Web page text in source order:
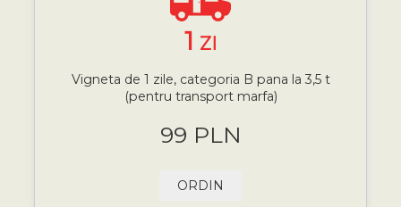
1 ZI
Vigneta de 1 zile, categoria B pana la 3,5 t
(pentru transport marfa)
99 PLN
ORDIN